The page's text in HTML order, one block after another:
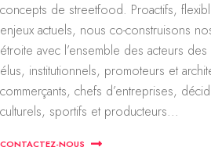
concepts de streetfood. Proactifs,
enjeux actuels, nous co-construisons
étroite avec l’ensemble des acteurs
élus, institutionnels, promoteurs et
commerçants, chefs d’entreprises,
culturels, sportifs et producteurs...
CONTACTEZ-NOUS